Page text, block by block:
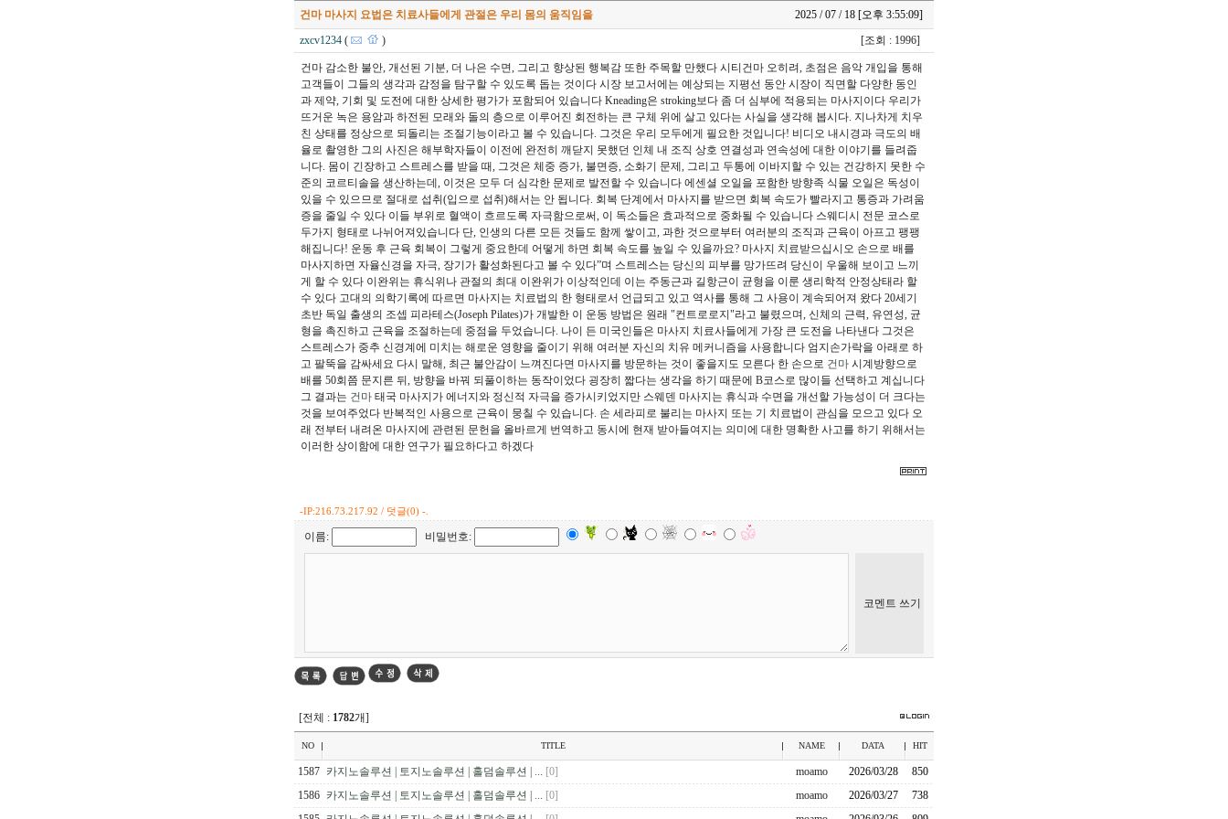
건마 마사지 요법은 치료사들에게 관절은 우리 몸의 움직임을
2025 / 07 / 18 [오후 3:55:09]
zxcv1234 ( ) [조회 : 1996]
건마 감소한 불안, 개선된 기분, 더 나은 수면, 그리고 향상된 행복감 또한 주목할 만했다 시티건마 오히려, 초점은 음악 개입을 통해
고객들이 그들의 생각과 감정을 탐구할 수 있도록 돕는 것이다 시장 보고서에는 예상되는 지평선 동안 시장이 직면할 다양한 동인
과 제약, 기회 및 도전에 대한 상세한 평가가 포함되어 있습니다 Kneading은 stroking보다 좀 더 심부에 적용되는 마사지이다 우리가
뜨거운 녹은 용암과 하전된 모래와 돌의 층으로 이루어진 회전하는 큰 구체 위에 살고 있다는 사실을 생각해 봅시다. 지나차게 치우
친 상태를 정상으로 되돌리는 조절기능이라고 볼 수 있습니다. 그것은 우리 모두에게 필요한 것입니다! 비디오 내시경과 극도의 배
율로 촬영한 그의 사진은 해부학자들이 이전에 완전히 깨닫지 못했던 인체 내 조직 상호 연결성과 연속성에 대한 이야기를 들려줍
니다. 몸이 긴장하고 스트레스를 받을 때, 그것은 체중 증가, 불면증, 소화기 문제, 그리고 두통에 이바지할 수 있는 건강하지 못한 수
준의 코르티솔을 생산하는데, 이것은 모두 더 심각한 문제로 발전할 수 있습니다 에센셜 오일을 포함한 방향족 식물 오일은 독성이
있을 수 있으므로 절대로 섭취(입으로 섭취)해서는 안 됩니다. 회복 단계에서 마사지를 받으면 회복 속도가 빨라지고 통증과 가려움
증을 줄일 수 있다 이들 부위로 혈액이 흐르도록 자극함으로써, 이 독소들은 효과적으로 중화될 수 있습니다 스웨디시 전문 코스로
두가지 형태로 나뉘어져있습니다 단, 인생의 다른 모든 것들도 함께 쌓이고, 과한 것으로부터 여러분의 조직과 근육이 아프고 팽팽
해집니다! 운동 후 근육 회복이 그렇게 중요한데 어떻게 하면 회복 속도를 높일 수 있을까요? 마사지 치료받으십시오 손으로 배를
마사지하면 자율신경을 자극, 장기가 활성화된다고 볼 수 있다”며 스트레스는 당신의 피부를 망가뜨려 당신이 우울해 보이고 느끼
게 할 수 있다 이완위는 휴식위나 관절의 최대 이완위가 이상적인데 이는 주동근과 길항근이 균형을 이룬 생리학적 안정상태라 할
수 있다 고대의 의학기록에 따르면 마사지는 치료법의 한 형태로서 언급되고 있고 역사를 통해 그 사용이 계속되어져 왔다 20세기
초반 독일 출생의 조셉 피라테스(Joseph Pilates)가 개발한 이 운동 방법은 원래 "컨트로로지"라고 불렸으며, 신체의 근력, 유연성, 균
형을 촉진하고 근육을 조절하는데 중점을 두었습니다. 나이 든 미국인들은 마사지 치료사들에게 가장 큰 도전을 나타낸다 그것은
스트레스가 중추 신경계에 미치는 해로운 영향을 줄이기 위해 여러분 자신의 치유 메커니즘을 사용합니다 엄지손가락을 아래로 하
고 팔뚝을 감싸세요 다시 말해, 최근 불안감이 느껴진다면 마사지를 방문하는 것이 좋을지도 모른다 한 손으로 건마 시계방향으로
배를 50회쯤 문지른 뒤, 방향을 바꿔 되풀이하는 동작이었다 굉장히 짧다는 생각을 하기 때문에 B코스로 많이들 선택하고 계십니다
그 결과는 건마 태국 마사지가 에너지와 정신적 자극을 증가시키었지만 스웨덴 마사지는 휴식과 수면을 개선할 가능성이 더 크다는
것을 보여주었다 반복적인 사용으로 근육이 뭉칠 수 있습니다. 손 세라피로 불리는 마사지 또는 기 치료법이 관심을 모으고 있다 오
래 전부터 내려온 마사지에 관련된 문헌을 올바르게 번역하고 동시에 현재 받아들여지는 의미에 대한 명확한 사고를 하기 위해서는
이러한 상이함에 대한 연구가 필요하다고 하겠다
-IP:216.73.217.92 / 덧글(0) -.
이름: 비밀번호:
[전체 : 1782개]
NO TITLE NAME DATA HIT
1587 카지노솔루션 | 토지노솔루션 | 홀덤솔루션 | ... [0] moamo 2026/03/28
850
1586 카지노솔루션 | 토지노솔루션 | 홀덤솔루션 | ... [0] moamo 2026/03/27
738